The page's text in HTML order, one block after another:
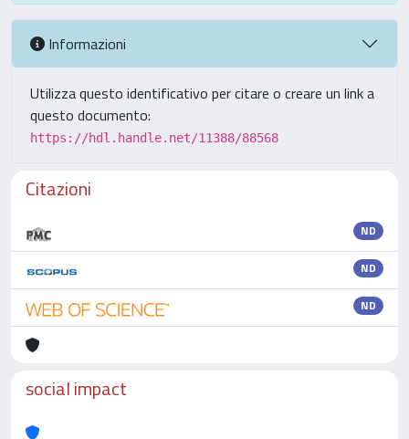
Informazioni
Utilizza questo identificativo per citare o creare un link a
questo documento:
https://hdl.handle.net/11388/88568
Citazioni
ND
ND
ND
social impact